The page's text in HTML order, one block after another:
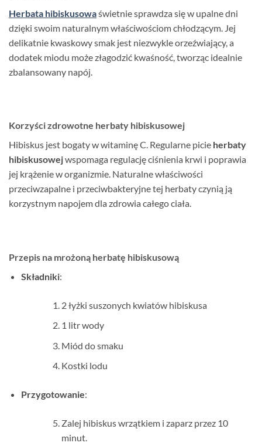
Herbata hibiskusowaświetnie sprawdza się w upalne dni
dzięki swoim naturalnym właściwościom chłodzącym. Jej
delikatnie kwaskowy smak jest niezwykle orzeźwiający, a
dodatek miodu może złagodzić kwaśność, tworząc idealnie
zbalansowany napój.
Korzyści zdrowotne herbaty hibiskusowej
Hibiskus jest bogaty w witaminę C. Regularne picie herbaty
hibiskusowejwspomaga regulację ciśnienia krwi i poprawia
jej krążenie w organizmie. Naturalne właściwości
przeciwzapalne i przeciwbakteryjne tej herbaty czynią ją
korzystnym napojem dla zdrowia całego ciała.
Przepis na mrożoną herbatę hibiskusową
Składniki:
2 łyżki suszonych kwiatów hibiskusa
1 litr wody
Miód do smaku
Kostki lodu
Przygotowanie:
Zalej hibiskus wrzątkiem i zaparz przez 10
minut.